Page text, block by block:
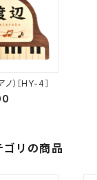
ノ）［HY-4］
ゴリの商品